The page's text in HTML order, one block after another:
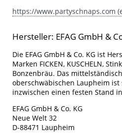
https://www.partyschnaps.com
Hersteller: EFAG GmbH &
Die EFAG GmbH & Co. KG ist
Marken FICKEN, KUSCHELN,
Bonzenbräu. Das
oberschwäbischen Laupheim
inzwischen einen festen Stand
EFAG GmbH & Co. KG
Neue Welt 32
D-88471 Laupheim